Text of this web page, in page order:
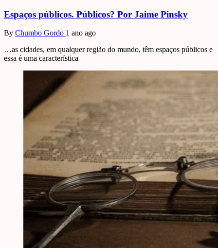
Espaços públicos. Públicos? Por Jaime Pinsky
By Chumbo Gordo 1 ano ago
…as cidades, em qualquer região do mundo, têm espaços públicos e
essa é uma característica